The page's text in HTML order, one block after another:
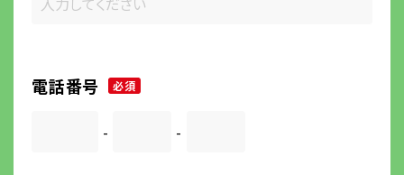
電話番号 必須
- -